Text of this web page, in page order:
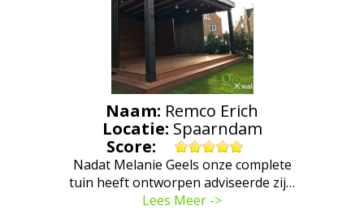
Naam: Remco Erich
Locatie: Spaarndam
Score:
Nadat Melanie Geels onze complete
tuin heeft ontworpen adviseerde zij…
Lees Meer ->